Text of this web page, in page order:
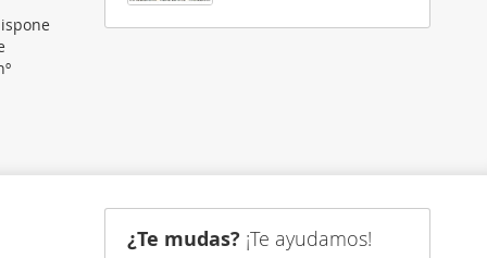
¿Te mudas? ¡Te ayudamos!